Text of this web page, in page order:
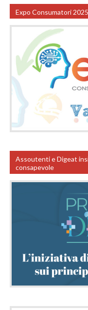
Expo Consumatori 2025
Assoutenti e Digeat
consapevole